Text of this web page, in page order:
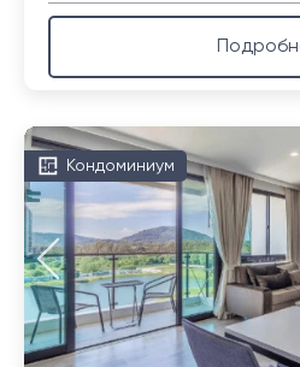
Кондоминиум